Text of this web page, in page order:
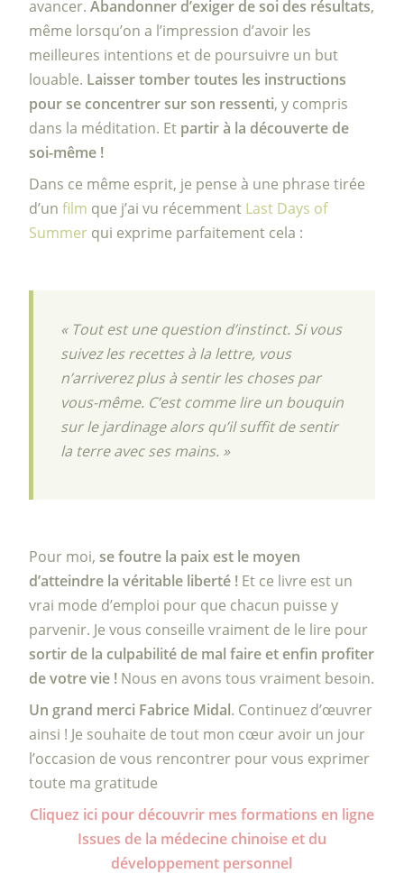
avancer.Abandonner d’exiger de soi des résultats,
même lorsqu’on a l’impression d’avoir les
meilleures intentions et de poursuivre un but
louable. Laisser tomber toutes les instructions
pour se concentrer sur son ressenti, y compris
dans la méditation. Et partir à la découverte de
soi-même !
Dans ce même esprit, je pense à une phrase tirée
d’unfilm que j’ai vu récemment Last Days of
Summer qui exprime parfaitement cela :
« Tout est une question d’instinct. Si vous
suivez les recettes à la lettre, vous
n’arriverez plus à sentir les choses par
vous-même. C’est comme lire un bouquin
sur le jardinage alors qu’il suffit de sentir
la terre avec ses mains. »
Pour moi,se foutre la paix est le moyen
d’atteindre la véritable liberté ! Et ce livre est un
vrai mode d’emploi pour que chacun puisse y
parvenir. Je vous conseille vraiment de le lire pour
sortir de la culpabilité de mal faire et enfin profiter
de votre vie ! Nous en avons tous vraiment besoin.
Un grand merci Fabrice Midal. Continuez d’œuvrer
ainsi ! Je souhaite de tout mon cœur avoir un jour
l’occasion de vous rencontrer pour vous exprimer
toute ma gratitude
Cliquez ici pour découvrir mes formations en ligne
Issues de la médecine chinoise et du
développement personnel